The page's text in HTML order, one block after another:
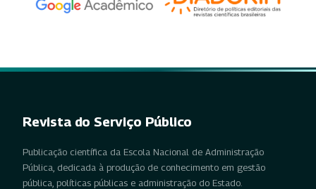
Revista do Serviço Público
Publicação científica da Escola Nacional de Administração
Pública, dedicada à produção de conhecimento em gestão
pública, políticas públicas e administração do Estado.